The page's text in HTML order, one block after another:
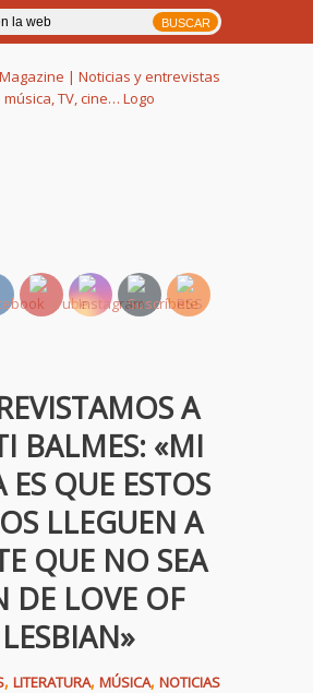
A
BALMES: «MI
ES QUE ESTOS
LLEGUEN A
QUE NO SEA
DE LOVE OF
LESBIAN»
, LITERATURA, MÚSICA, NOTICIAS